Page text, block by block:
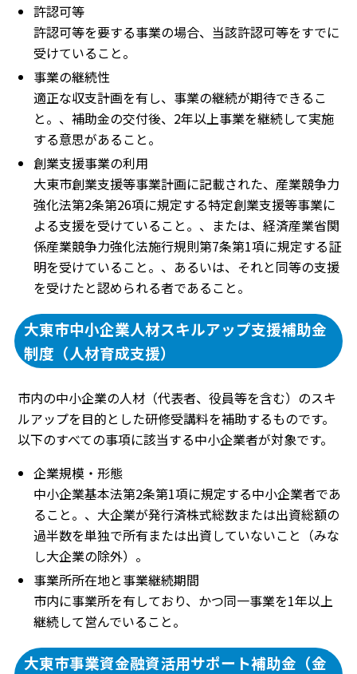
許認可等
許認可等を要する事業の場合、当該許認可等をすでに
受けていること。
事業の継続性
適正な収支計画を有し、事業の継続が期待できるこ
と。、補助金の交付後、2年以上事業を継続して実施
する意思があること。
創業支援事業の利用
大東市創業支援等事業計画に記載された、産業競争力
強化法第2条第26項に規定する特定創業支援等事業に
よる支援を受けていること。、または、経済産業省関
係産業競争力強化法施行規則第7条第1項に規定する証
明を受けていること。、あるいは、それと同等の支援
を受けたと認められる者であること。
大東市中小企業人材スキルアップ支援補助金
制度（人材育成支援）
市内の中小企業の人材（代表者、役員等を含む）のスキ
ルアップを目的とした研修受講料を補助するものです。
以下のすべての事項に該当する中小企業者が対象です。
企業規模・形態
中小企業基本法第2条第1項に規定する中小企業者であ
ること。、大企業が発行済株式総数または出資総額の
過半数を単独で所有または出資していないこと（みな
し大企業の除外）。
事業所所在地と事業継続期間
市内に事業所を有しており、かつ同一事業を1年以上
継続して営んでいること。
大東市事業資金融資活用サポート補助金（金